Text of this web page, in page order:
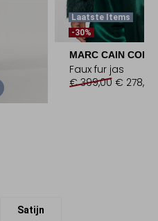
Laatste Items
-30%
MARC CAIN
Faux fur jas
€ 399,00 € 278,99
Satijn